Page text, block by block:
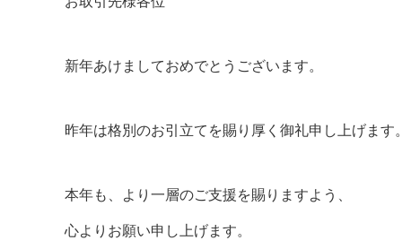
新年あけましておめでとうございます。
昨年は格別のお引立てを賜り厚く御礼申し上げます
本年も、より一層のご支援を賜りますよう、
心よりお願い申し上げます。